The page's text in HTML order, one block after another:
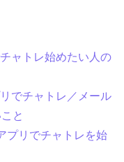
ャトレ始めたい人の
でチャトレ／メール
と
プリでチャトレを始